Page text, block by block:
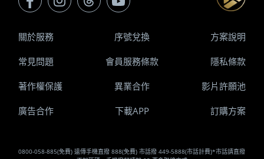
0800-058-885(免費) 遠傳手機直撥 888(免費) 市話撥 449-5888(市話計費)*市話請直撥
關於服務 序號兌換 方案說明
常見問題 會員服務條款 隱私條款
著作權保護 異業合作 影片許願池
廣告合作 下載APP 訂購方案